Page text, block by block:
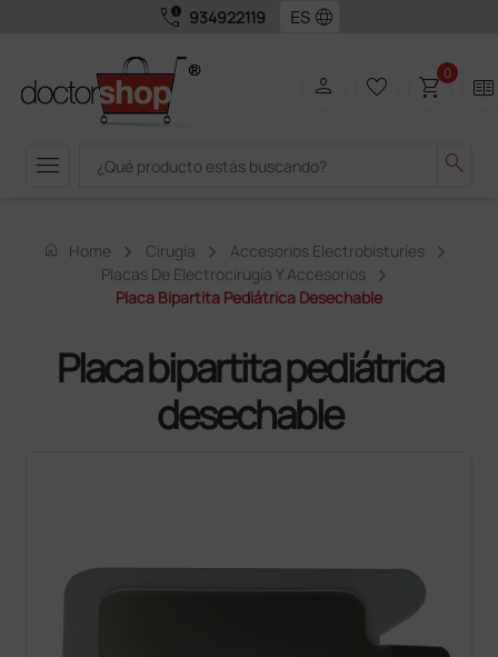
call_quality 934922119 language
menu search
person favorite_border shopping_cart0 two_pager
home Home Cirugía
Accesorios Electrobisturíes
Placas De Electrocirugía Y Accesorios
Placa Bipartita Pediátrica Desechable
Placa bipartita pediátrica
desechable